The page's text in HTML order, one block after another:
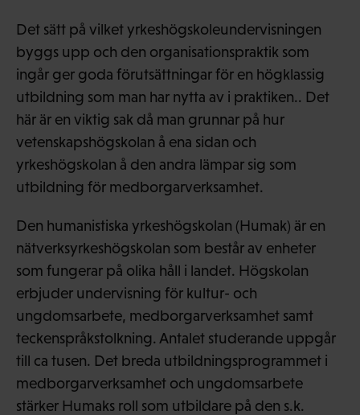
Det sätt på vilket yrkeshögskoleundervisningen
byggs upp och den organisationspraktik som
ingår ger goda förutsättningar för en högklassig
utbildning som man har nytta av i praktiken.. Det
här är en viktig sak då man grunnar på hur
vetenskapshögskolan å ena sidan och
yrkeshögskolan å den andra lämpar sig som
utbildning för medborgarverksamhet.
Den humanistiska yrkeshögskolan (Humak) är en
nätverksyrkeshögskolan som består av enheter
som fungerar på olika håll i landet. Högskolan
erbjuder undervisning för kultur- och
ungdomsarbete, medborgarverksamhet samt
teckenspråkstolkning. Antalet studerande uppgår
till ca tusen. Det breda utbildningsprogrammet i
medborgarverksamhet och ungdomsarbete
stärker Humaks roll som utbildare på den s.k.